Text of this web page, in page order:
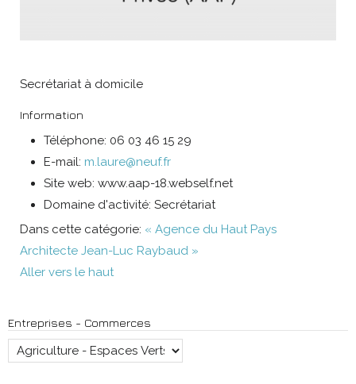
Secrétariat à domicile
Information
Téléphone: 06 03 46 15 29
E-mail: m.laure@neuf.fr
Site web: www.aap-18.webself.net
Domaine d'activité: Secrétariat
Dans cette catégorie: « Agence du Haut Pays
Architecte Jean-Luc Raybaud »
Aller vers le haut
Entreprises - Commerces